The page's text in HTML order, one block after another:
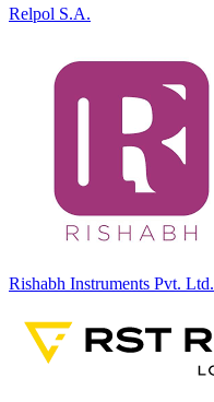
Relpol S.A.
Rishabh Instruments Pvt. Ltd.